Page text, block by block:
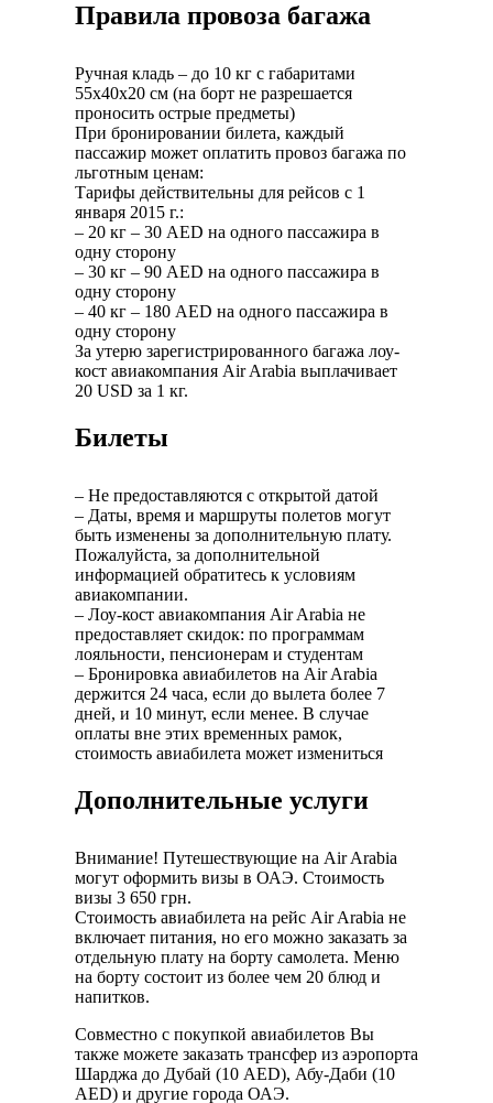
Правила провоза багажа
Ручная кладь – до 10 кг с габаритами
55х40х20 см (на борт не разрешается
проносить острые предметы)
При бронировании билета, каждый
пассажир может оплатить провоз багажа по
льготным ценам:
Тарифы действительны для рейсов с 1
января 2015 г.:
– 20 кг – 30 AED на одного пассажира в
одну сторону
– 30 кг – 90 AED на одного пассажира в
одну сторону
– 40 кг – 180 AED на одного пассажира в
одну сторону
За утерю зарегистрированного багажа лоу-
кост авиакомпания Air Arabia выплачивает
20 USD за 1 кг.
Билеты
– Не предоставляются с открытой датой
– Даты, время и маршруты полетов могут
быть изменены за дополнительную плату.
Пожалуйста, за дополнительной
информацией обратитесь к условиям
авиакомпании.
– Лоу-кост авиакомпания Air Arabia не
предоставляет скидок: по программам
лояльности, пенсионерам и студентам
– Бронировка авиабилетов на Air Arabia
держится 24 часа, если до вылета более 7
дней, и 10 минут, если менее. В случае
оплаты вне этих временных рамок,
стоимость авиабилета может измениться
Дополнительные услуги
Внимание! Путешествующие на Air Arabia
могут оформить визы в ОАЭ. Стоимость
визы 3 650 грн.
Стоимость авиабилета на рейс Air Arabia не
включает питания, но его можно заказать за
отдельную плату на борту самолета. Меню
на борту состоит из более чем 20 блюд и
напитков.
Совместно с покупкой авиабилетов Вы
также можете заказать трансфер из аэропорта
Шарджа до Дубай (10 AED), Абу-Даби (10
AED) и другие города ОАЭ.